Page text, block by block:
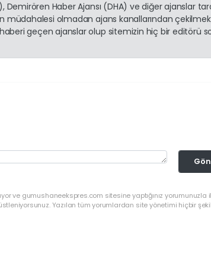
Demirören Haber Ajansı (DHA) ve diğer ajanslar
olmadan ajans kanallarından
geçen ajanslar olup sitemizin hiç bir editörü
ve gumushaneekspres.com sitesine yaptığınız yorumunuzla
Yazılan tüm yorumlardan site yönetimi hiçbir